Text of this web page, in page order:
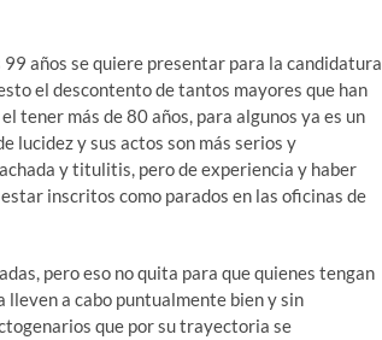
años se quiere presentar para la candidatura
el descontento de tantos mayores que han
tener más de 80 años, para algunos ya es un
lucidez y sus actos son más serios y
y titulitis, pero de experiencia y haber
inscritos como parados en las oficinas de
pero eso no quita para que quienes tengan
a cabo puntualmente bien y sin
que por su trayectoria se